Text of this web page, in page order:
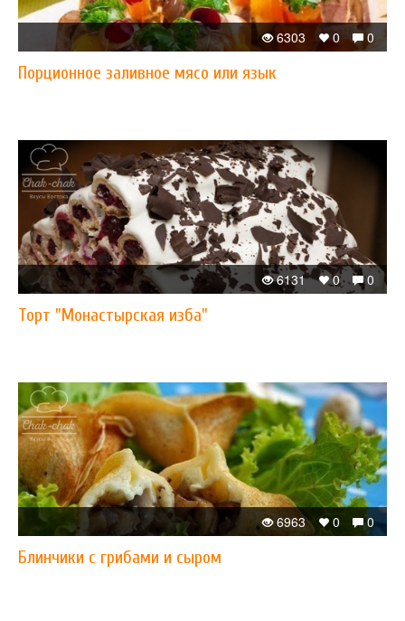
0
0
6303
Порционное заливное мясо или язык
0
0
6131
Торт "Монастырская изба"
0
0
6963
Блинчики с грибами и сыром